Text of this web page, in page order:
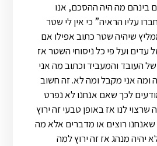
בינהם מה היה ההסכם, אנו
עליו הראיה” כי אין לי שטר
שיהיה שטר כתוב אפילו אם
עדים ועל פי כל ניסוחי השטר אז
העובד והמעביד וכתוב מה אני
ומה אני מקבל ומה לא. זה חשוב
לכך שאם אנחנו לא נפרט
לנו אז באופן טבעי זה ירוץ
רוצים או מדברים אלא מה
יהיה מנהג אז זה ירוץ למה